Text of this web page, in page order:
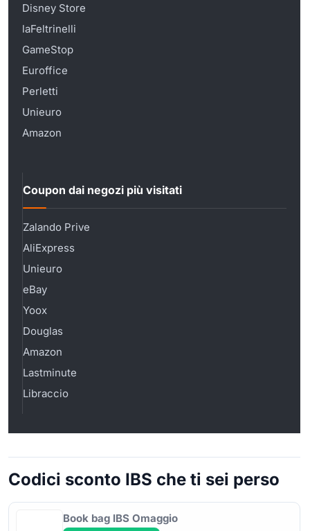
Disney Store
laFeltrinelli
GameStop
Euroffice
Perletti
Unieuro
Amazon
Coupon dai negozi più visitati
Zalando Prive
AliExpress
Unieuro
eBay
Yoox
Douglas
Amazon
Lastminute
Libraccio
Codici sconto IBS che ti sei perso
Book bag IBS Omaggio